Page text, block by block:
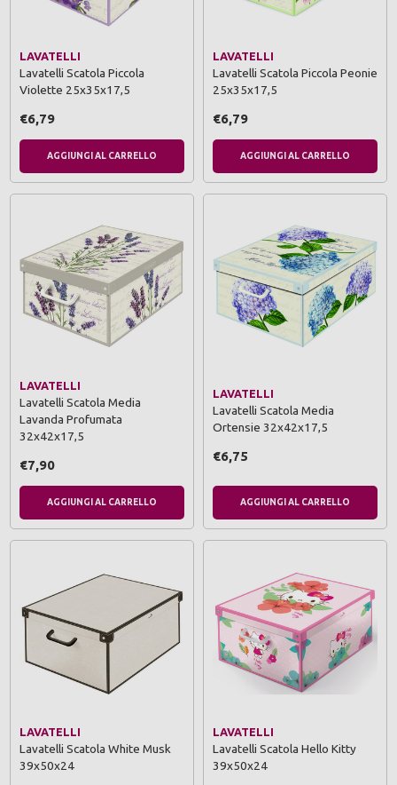
LAVATELLI
Lavatelli Scatola Piccola
Violette 25x35x17,5
€6,79
AGGIUNGI AL CARRELLO
LAVATELLI
Lavatelli Scatola Piccola Peonie
25x35x17,5
€6,79
AGGIUNGI AL CARRELLO
LAVATELLI
Lavatelli Scatola Media
Lavanda Profumata
32x42x17,5
€7,90
AGGIUNGI AL CARRELLO
LAVATELLI
Lavatelli Scatola Media
Ortensie 32x42x17,5
€6,75
AGGIUNGI AL CARRELLO
LAVATELLI
Lavatelli Scatola White Musk
39x50x24
LAVATELLI
Lavatelli Scatola Hello Kitty
39x50x24